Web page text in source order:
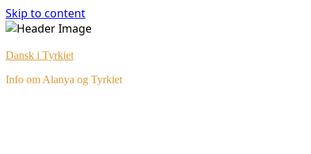
Skip to content
Dansk i Tyrkiet
Info om Alanya og Tyrkiet